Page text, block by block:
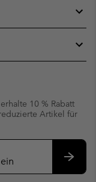
10 % Rabatt
Artikel für